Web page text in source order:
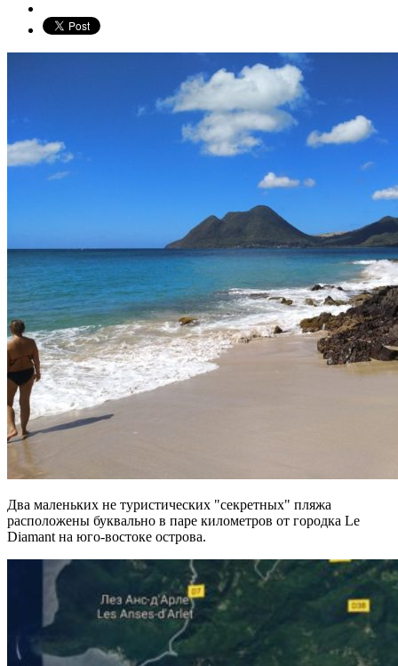
Два маленьких не туристических "секретных" пляжа
расположены буквально в паре километров от городка Le
Diamant на юго-востоке острова.